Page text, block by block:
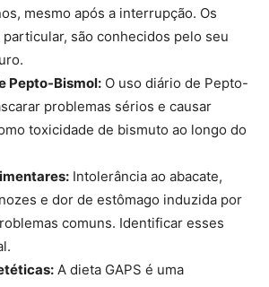
mesmo após a interrupção. Os
são conhecidos pelo seu
Pepto-Bismol: O uso diário de Pepto-
problemas sérios e causar
toxicidade de bismuto ao longo do
Intolerância ao abacate,
e dor de estômago induzida por
comuns. Identificar esses
A dieta GAPS é uma